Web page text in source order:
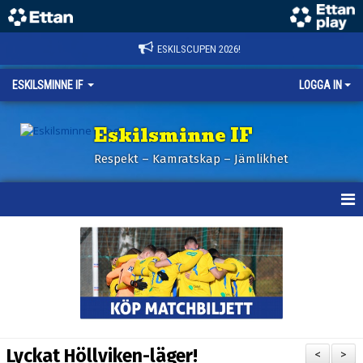
ESKILSCUPEN 2026!
ESKILSMINNE IF LOGGA IN
Eskilsminne IF
Respekt – Kamratskap – Jämlikhet
BILDER ESKILSCUPEN
>
<
Lyckat Höllviken-läger!